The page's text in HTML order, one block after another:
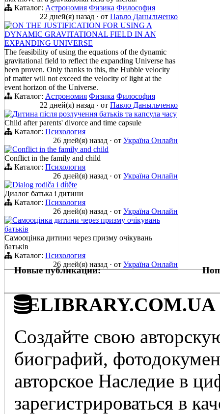
Каталог: Астрономия Физика Философия
22 дней(я) назад · от Павло Даныльченко
ON THE JUSTIFICATION FOR USING A
DYNAMIC GRAVITATIONAL FIELD IN AN
EXPANDING UNIVERSE
The feasibility of using the equations of the dynamic
gravitational field to reflect the expanding Universe has
been proven. Only thanks to this, the Hubble velocity
of matter will not exceed the velocity of light at the
event horizon of the Universe.
Каталог: Астрономия Физика Философия
22 дней(я) назад · от Павло Даныльченко
Дитина після розлучення батьків та капсула часу
Child after parents' divorce and time capsule
Каталог: Психология
26 дней(я) назад · от Україна Онлайн
Conflict in the family and child
Conflict in the family and child
Каталог: Психология
26 дней(я) назад · от Україна Онлайн
Dialog rodiča i dítěte
Диалог батька і дитини
Каталог: Психология
26 дней(я) назад · от Україна Онлайн
Самооцінка дитини через призму очікувань
батьків
Самооцінка дитини через призму очікувань
батьків
Каталог: Психология
26 дней(я) назад · от Україна Онлайн
Новые публикации:
ELIBRARY.COM.UA
Создайте свою
биографий,
авторское Наследие в
зарегистрироваться в